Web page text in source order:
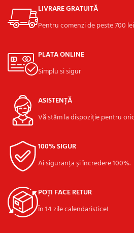
LIVRARE GRATUITĂ
Pentru comenzi de peste 700 lei
PLATA ONLINE
Simplu si sigur
ASISTENȚĂ
Vă stăm la dispoziție pentru
100% SIGUR
Ai siguranța și încredere 100%.
POȚI FACE RETUR
În 14 zile calendaristice!